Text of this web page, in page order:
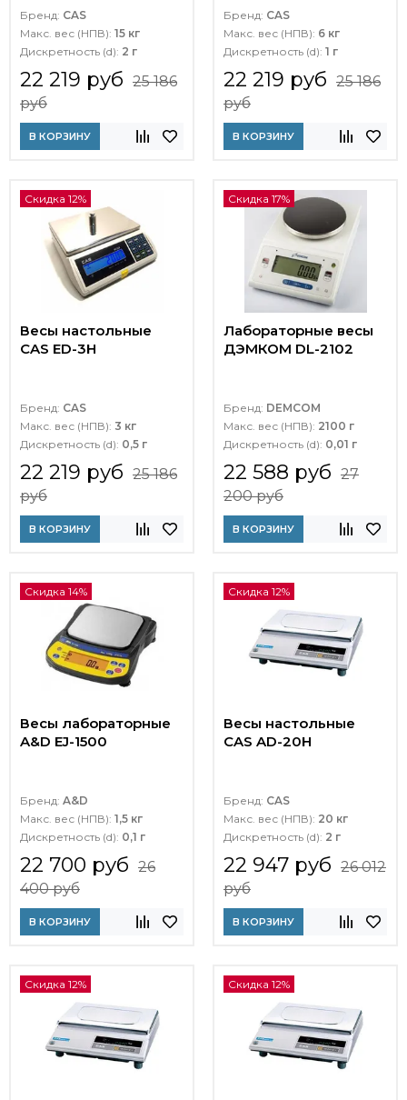
Бренд: CAS
Макс. вес (НПВ): 15 кг
Дискретность (d): 2 г
22 219 руб 25 186
руб
В КОРЗИНУ
Бренд: CAS
Макс. вес (НПВ): 6 кг
Дискретность (d): 1 г
22 219 руб 25 186
руб
В КОРЗИНУ
Скидка 12%
Весы настольные
CAS ED-3H
Бренд: CAS
Макс. вес (НПВ): 3 кг
Дискретность (d): 0,5 г
22 219 руб 25 186
руб
В КОРЗИНУ
Скидка 17%
Лабораторные весы
ДЭМКОМ DL-2102
Бренд: DEMCOM
Макс. вес (НПВ): 2100 г
Дискретность (d): 0,01 г
22 588 руб 27
200 руб
В КОРЗИНУ
Скидка 14%
Весы лабораторные
A&D EJ-1500
Бренд: A&D
Макс. вес (НПВ): 1,5 кг
Дискретность (d): 0,1 г
22 700 руб 26
400 руб
В КОРЗИНУ
Скидка 12%
Весы настольные
CAS AD-20H
Бренд: CAS
Макс. вес (НПВ): 20 кг
Дискретность (d): 2 г
22 947 руб 26 012
руб
В КОРЗИНУ
Скидка 12% Скидка 12%